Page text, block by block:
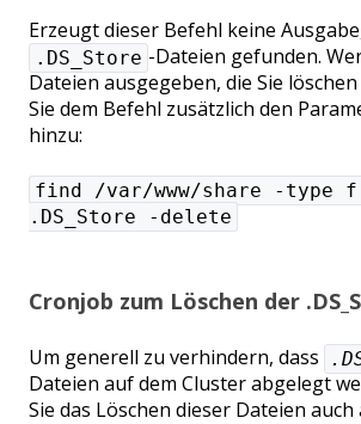
Erzeugt dieser Befehl keine
.DS_Store -Dateien gefunden.
Dateien ausgegeben, die Sie
Sie dem Befehl zusätzlich den
hinzu:
find /var/www/share -type f
.DS_Store -delete
Cronjob zum Löschen der
Um generell zu verhindern, dass
Dateien auf dem Cluster abgelegt
Sie das Löschen dieser Dateien